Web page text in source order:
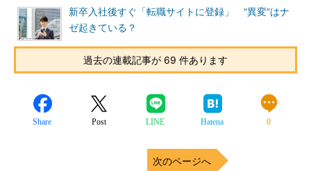
新卒入社後すぐ「転職サイトに登録」 “異変”はナ
ゼ起きている？
過去の連載記事が 69 件あります
Share Post LINE Hatena 0
次のページへ